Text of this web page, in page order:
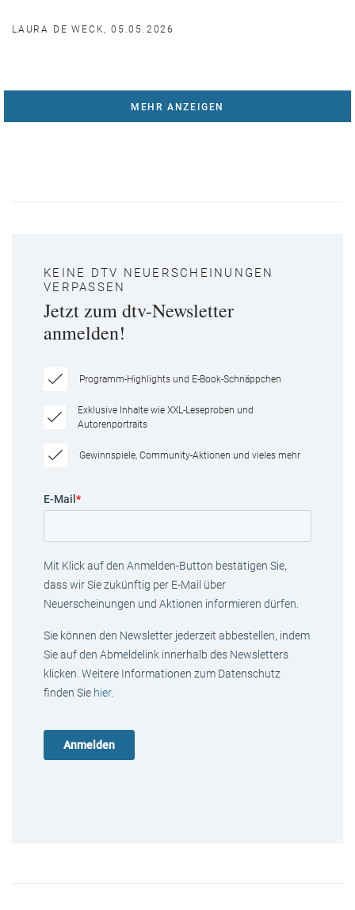
LAURA DE WECK, 05.05.2026
MEHR ANZEIGEN
KEINE DTV NEUERSCHEINUNGEN
VERPASSEN
Jetzt zum dtv-Newsletter
anmelden!
Programm-Highlights und E-Book-Schnäppchen
Exklusive Inhalte wie XXL-Leseproben und
Autorenportraits
Gewinnspiele, Community-Aktionen und vieles mehr
E-Mail *
Mit Klick auf den Anmelden-Button bestätigen Sie,
dass wir Sie zukünftig per E-Mail über
Neuerscheinungen und Aktionen informieren dürfen.
Sie können den Newsletter jederzeit abbestellen, indem
Sie auf den Abmeldelink innerhalb des Newsletters
klicken. Weitere Informationen zum Datenschutz
finden Sie hier.